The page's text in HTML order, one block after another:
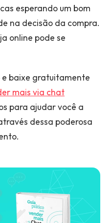
esperando um bom
na decisão da compra.
online pode se
e baixe gratuitamente
mais via chat
para ajudar você a
dessa poderosa